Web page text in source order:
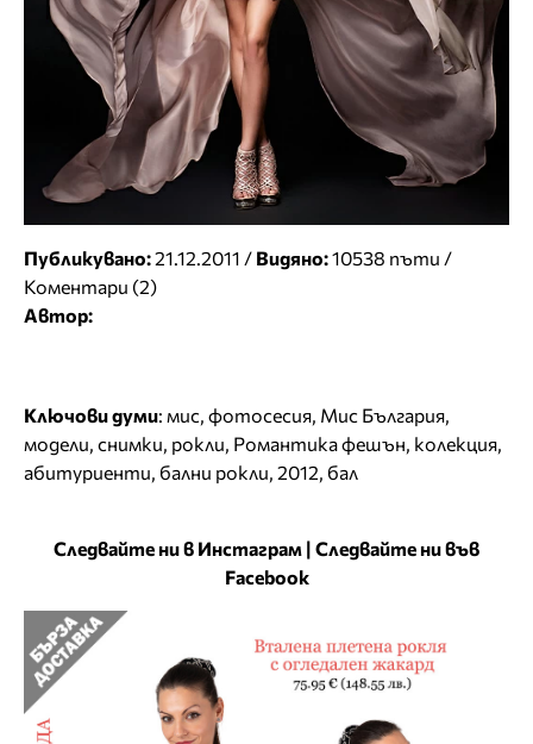
Публикувано:21.12.2011 / Видяно:10538 пъти /
Коментари (2)
Автор:
Ключови думи: мис фотосесия Мис България
модели снимки рокли Романтика фешън колекция
абитуриенти бални рокли 2012 бал
Следвайте ни в Инстаграм | Следвайте ни във
Facebook